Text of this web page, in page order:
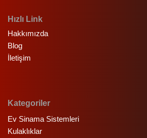
Hızlı Link
Hakkımızda
Blog
İletişim
Kategoriler
Ev Sinama Sistemleri
Kulaklıklar